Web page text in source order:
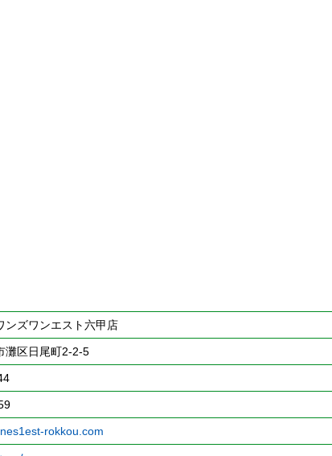
ズワンエスト六甲店
灘区日尾町2-2-5
rokkou.com